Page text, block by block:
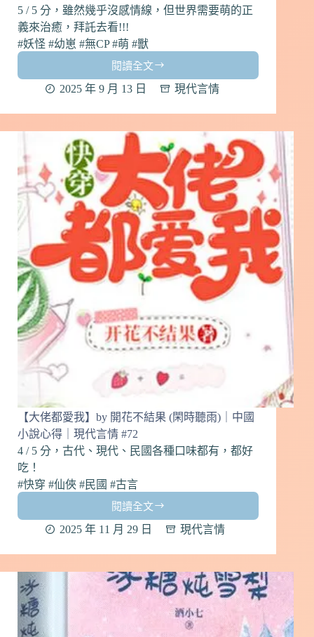
情
5 / 5 分，雖然幾乎沒感情線，但世界需要萌的正
義來治癒，拜託去看!!!
#妖怪 #幼崽 #無CP #萌 #獸
閱讀全文
【千
萬
要
跟
妖
做
朋
友】
by
城
南
花
開
中
國
小
說
得
代
言
情
2025 年 9 月 13 日 現代言情
【大佬都愛我】by 開花不結果 (閑時聽雨)｜中國
小說心得｜現代言情 #72
4 / 5 分，古代、現代、民國各種口味都有，都好
吃！
#快穿 #仙俠 #民國 #古言
閱讀全文
【大
佬
愛
我】
by
2025 年 11 月 29 日 現代言情